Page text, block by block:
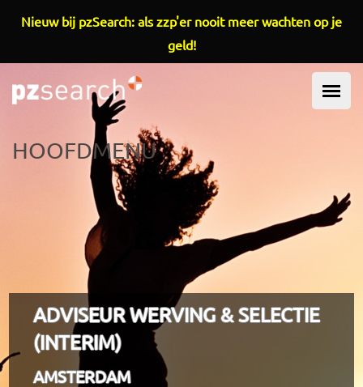
Overslaan en naar de inhoud gaan
HOOFDMENU
ADVISEUR WERVING & SELECTIE
(INTERIM)
AMSTERDAM
Nieuw bij pzSearch: als zzp'er nooit meer wachten op je
geld!